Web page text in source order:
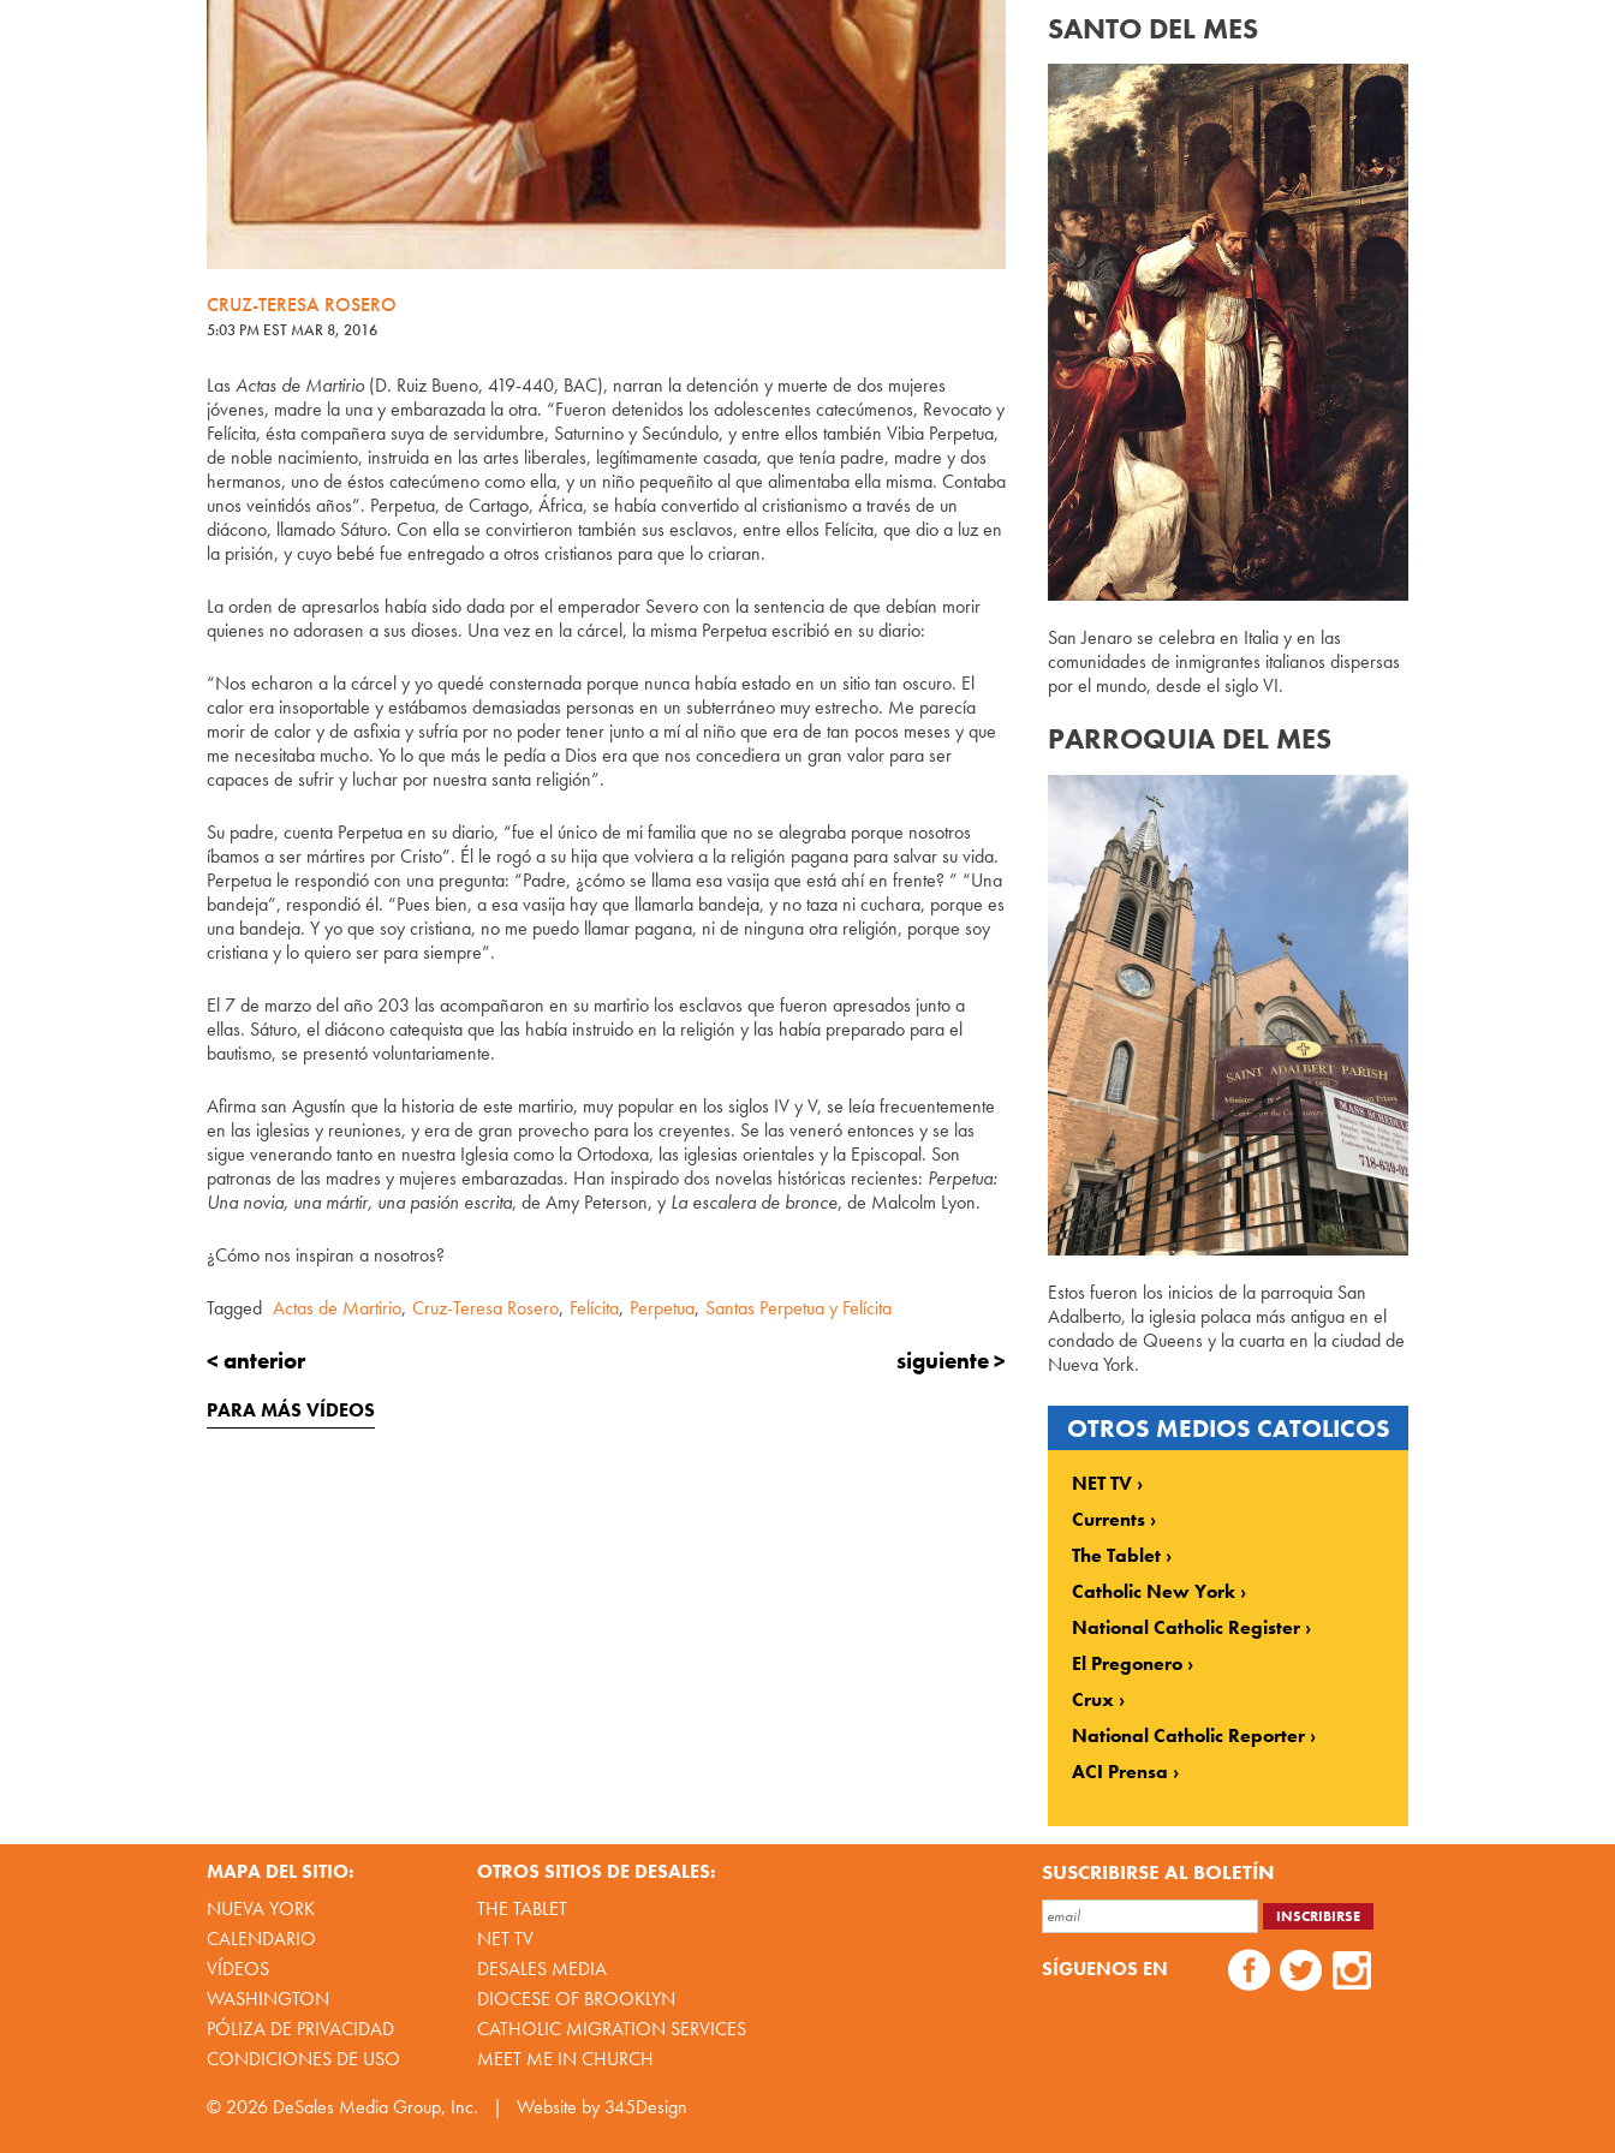
CRUZ-TERESA ROSERO
5:03 PM EST MAR 8, 2016
Las Actas de Martirio(D. Ruiz Bueno, 419-440, BAC), narran la detención y muerte de dos mujeres
jóvenes, madre la una y embarazada la otra. “Fueron detenidos los adolescentes catecúmenos, Revocato y
Felícita, ésta compañera suya de servidumbre, Saturnino y Secúndulo, y entre ellos también Vibia Perpetua,
de noble nacimiento, instruida en las artes liberales, legítimamente casada, que tenía padre, madre y dos
hermanos, uno de éstos catecúmeno como ella, y un niño pequeñito al que alimentaba ella misma. Contaba
unos veintidós años”. Perpetua, de Cartago, África, se había convertido al cristianismo a través de un
diácono, llamado Sáturo. Con ella se convirtieron también sus esclavos, entre ellos Felícita, que dio a luz en
la prisión, y cuyo bebé fue entregado a otros cristianos para que lo criaran.
La orden de apresarlos había sido dada por el emperador Severo con la sentencia de que debían morir
quienes no adorasen a sus dioses. Una vez en la cárcel, la misma Perpetua escribió en su diario:
“Nos echaron a la cárcel y yo quedé consternada porque nunca había estado en un sitio tan oscuro. El
calor era insoportable y estábamos demasiadas personas en un subterráneo muy estrecho. Me parecía
morir de calor y de asfixia y sufría por no poder tener junto a mí al niño que era de tan pocos meses y que
me necesitaba mucho. Yo lo que más le pedía a Dios era que nos concediera un gran valor para ser
capaces de sufrir y luchar por nuestra santa religión”.
Su padre, cuenta Perpetua en su diario, “fue el único de mi familia que no se alegraba porque nosotros
íbamos a ser mártires por Cristo”. Él le rogó a su hija que volviera a la religión pagana para salvar su vida.
Perpetua le respondió con una pregunta: “Padre, ¿cómo se llama esa vasija que está ahí en frente? ” “Una
bandeja”, respondió él. “Pues bien, a esa vasija hay que llamarla bandeja, y no taza ni cuchara, porque es
una bandeja. Y yo que soy cristiana, no me puedo llamar pagana, ni de ninguna otra religión, porque soy
cristiana y lo quiero ser para siempre”.
El 7 de marzo del año 203 las acompañaron en su martirio los esclavos que fueron apresados junto a
ellas. Sáturo, el diácono catequista que las había instruido en la religión y las había preparado para el
bautismo, se presentó voluntariamente.
Afirma san Agustín que la historia de este martirio, muy popular en los siglos IV y V, se leía frecuentemente
en las iglesias y reuniones, y era de gran provecho para los creyentes. Se las veneró entonces y se las
sigue venerando tanto en nuestra Iglesia como la Ortodoxa, las iglesias orientales y la Episcopal. Son
patronas de las madres y mujeres embarazadas. Han inspirado dos novelas históricas recientes: Perpetua:
Una novia, una mártir, una pasión escrita, de Amy Peterson, y La escalera de bronce, de Malcolm Lyon.
¿Cómo nos inspiran a nosotros?
Tagged Actas de Martirio, Cruz-Teresa Rosero, Felícita, Perpetua, Santas Perpetua y Felícita
< anterior siguiente >
PARA MÁS VÍDEOS
SANTO DEL MES
San Jenaro se celebra en Italia y en las
comunidades de inmigrantes italianos dispersas
por el mundo, desde el siglo VI.
PARROQUIA DEL MES
Estos fueron los inicios de la parroquia San
Adalberto, la iglesia polaca más antigua en el
condado de Queens y la cuarta en la ciudad de
Nueva York.
OTROS MEDIOS CATOLICOS
NET TV
Currents
The Tablet
Catholic New York
National Catholic Register
El Pregonero
Crux
National Catholic Reporter
ACI Prensa
MAPA DEL SITIO:
NUEVA YORK
CALENDARIO
VÍDEOS
WASHINGTON
PÓLIZA DE PRIVACIDAD
CONDICIONES DE USO
OTROS SITIOS DE DESALES:
THE TABLET
NET TV
DESALES MEDIA
DIOCESE OF BROOKLYN
CATHOLIC MIGRATION SERVICES
MEET ME IN CHURCH
SUSCRIBIRSE AL BOLETÍN
SÍGUENOS EN
© 2026 DeSales Media Group, Inc. | Website by 345Design